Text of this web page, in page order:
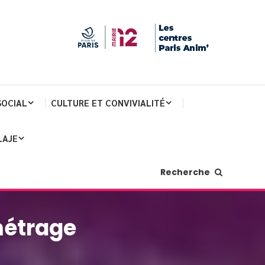
CULTURE ET CONVIVIALITÉ
Recherche